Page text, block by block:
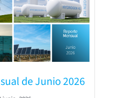
de Junio 2026